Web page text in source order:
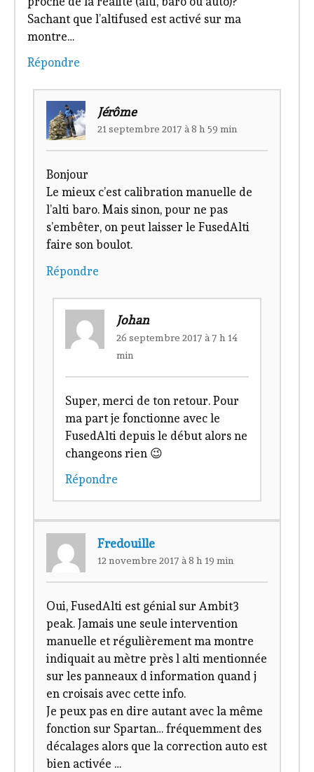
Sachant que l’altifused est activé sur ma
montre…
Répondre
Jérôme
21 septembre 2017 à 8 h 59 min
Bonjour
Le mieux c’est calibration manuelle de
l’alti baro. Mais sinon, pour ne pas
s’embêter, on peut laisser le FusedAlti
faire son boulot.
Répondre
Johan
26 septembre 2017 à 7 h 14
min
Super, merci de ton retour. Pour
ma part je fonctionne avec le
FusedAlti depuis le début alors ne
changeons rien 😉
Répondre
Fredouille
12 novembre 2017 à 8 h 19 min
Oui, FusedAlti est génial sur Ambit3
peak. Jamais une seule intervention
manuelle et régulièrement ma montre
indiquait au mètre près l alti mentionnée
sur les panneaux d information quand j
en croisais avec cette info.
Je peux pas en dire autant avec la même
fonction sur Spartan… fréquemment des
décalages alors que la correction auto est
bien activée …